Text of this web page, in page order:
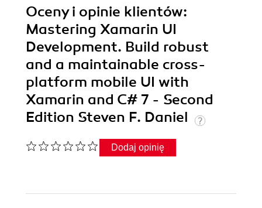
Oceny i opinie klientów:
Mastering Xamarin UI
Development. Build robust
and a maintainable cross-
platform mobile UI with
Xamarin and C# 7 - Second
Edition Steven F. Daniel
Dodaj opinię